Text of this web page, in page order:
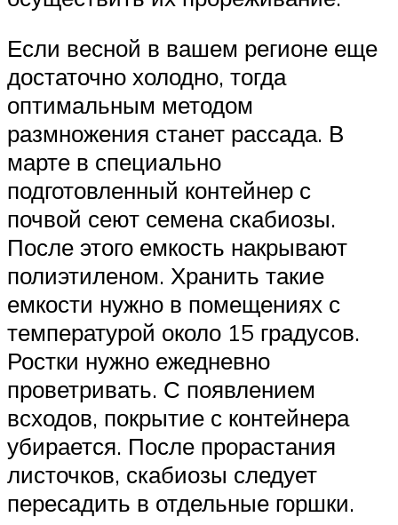
Если весной в вашем регионе еще
достаточно холодно, тогда
оптимальным методом
размножения станет рассада. В
марте в специально
подготовленный контейнер с
почвой сеют семена скабиозы.
После этого емкость накрывают
полиэтиленом. Хранить такие
емкости нужно в помещениях с
температурой около 15 градусов.
Ростки нужно ежедневно
проветривать. С появлением
всходов, покрытие с контейнера
убирается. После прорастания
листочков, скабиозы следует
пересадить в отдельные горшки.